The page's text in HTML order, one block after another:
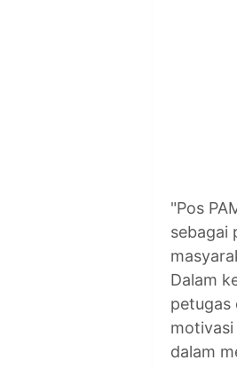
"Pos
sebagai
Dalam
petugas
dalam